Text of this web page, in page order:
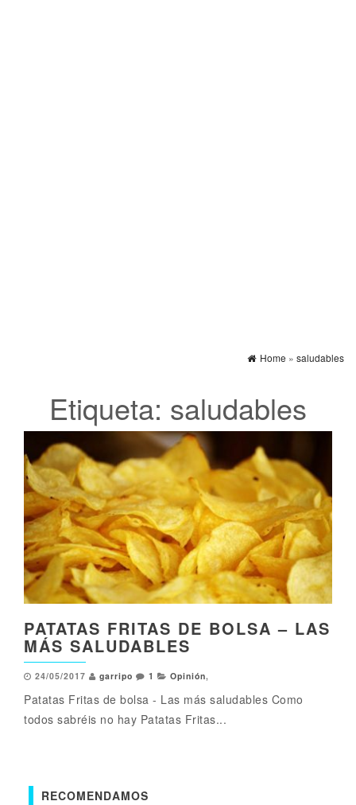
Home » saludables
Etiqueta: saludables
PATATAS FRITAS DE BOLSA – LAS
MÁS SALUDABLES
24/05/2017 garripo 1 Opinión,
Patatas Fritas de bolsa - Las más saludables Como
todos sabréis no hay Patatas Fritas...
RECOMENDAMOS